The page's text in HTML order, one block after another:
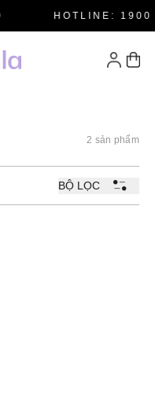
HOTLINE: 1900
2 sản phẩm
BỘ LỌC